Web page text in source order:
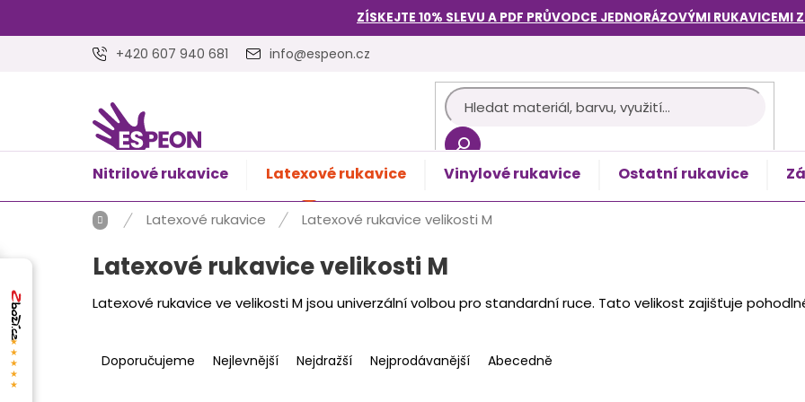
ZÍSKEJTE 10% SLEVU A PDF PRŮVODCE JEDNORÁZOVÝMI RUKAVICEMI
+420 607 940 681 info@espeon.cz
NÁKUPNÍ
KOŠÍK
Prázdný košík
Nitrilové rukavice Latexové rukavice Vinylové rukavice Ostatní rukavice
DomůLatexové rukavice Latexové rukavice velikosti M
Latexové rukavice velikosti M
Latexové rukavice ve velikosti M jsou univerzální volbou pro standardní ruce. Tato velikost zajišťuje
aDoporučujeme Nejlevnější Nejdražší Nejprodávanější Abecedně
★★★★★